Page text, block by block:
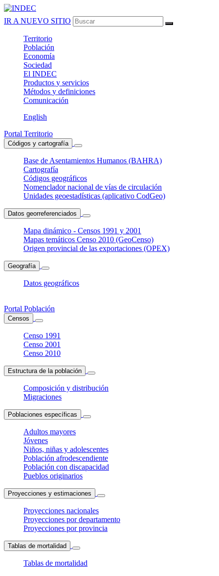
IR A NUEVO SITIO
Territorio
Población
Economía
Sociedad
El INDEC
Productos y servicios
Métodos y definiciones
Comunicación
English
Portal Territorio
Códigos y cartografía
Base de Asentamientos Humanos (BAHRA)
Cartografía
Códigos geográficos
Nomenclador nacional de vías de circulación
Unidades geoestadísticas (aplicativo CodGeo)
Datos georreferenciados
Mapa dinámico - Censos 1991 y 2001
Mapas temáticos Censo 2010 (GeoCenso)
Origen provincial de las exportaciones (OPEX)
Geografía
Datos geográficos
Portal Población
Censos
Censo 1991
Censo 2001
Censo 2010
Estructura de la población
Composición y distribución
Migraciones
Poblaciones específicas
Adultos mayores
Jóvenes
Niños, niñas y adolescentes
Población afrodescendiente
Población con discapacidad
Pueblos originarios
Proyecciones y estimaciones
Proyecciones nacionales
Proyecciones por departamento
Proyecciones por provincia
Tablas de mortalidad
Tablas de mortalidad